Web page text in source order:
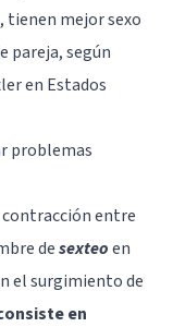
, tienen mejor sexo
pareja, según
en Estados
problemas
contracción entre
desexteoen
el surgimiento de
en